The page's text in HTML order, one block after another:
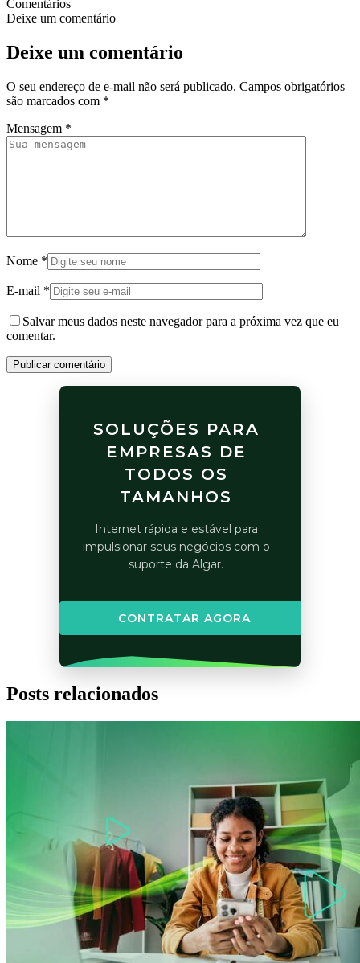
Comentários
Deixe um comentário
Deixe um comentário
O seu endereço de e-mail não será publicado. Campos obrigatórios
são marcados com *
Mensagem *
Nome *
E-mail *
Salvar meus dados neste navegador para a próxima vez que eu
comentar.
Publicar comentário
SOLUÇÕES PARA
EMPRESAS DE
TODOS OS
TAMANHOS
Internet rápida e estável para
impulsionar seus negócios com o
suporte da Algar.
CONTRATAR AGORA
Posts relacionados